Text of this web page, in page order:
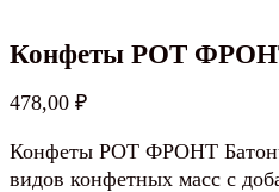
Конфеты РОТ
478,00 ₽
Конфеты РОТ ФРОНТ
видов конфетных масс с